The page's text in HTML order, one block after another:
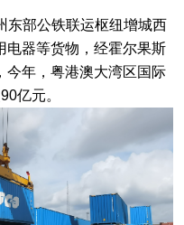
东部公铁联运枢纽增城西
电器等货物，经霍尔果斯
今年，粤港澳大湾区国际
亿元。